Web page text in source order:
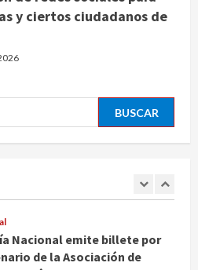
y ciertos ciudadanos de
amplía revisión de redes
para visados de periodistas
Carlos Garfias Merlos,
Nacional emite billete por
de la Asociación de